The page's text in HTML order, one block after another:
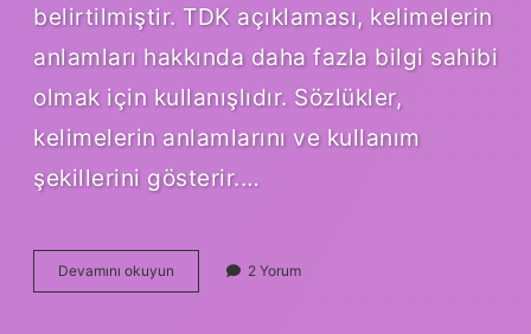
belirtilmiştir. TDK açıklaması, kelimelerin
anlamları hakkında daha fazla bilgi sahibi
olmak için kullanışlıdır. Sözlükler,
kelimelerin anlamlarını ve kullanım
şekillerini gösterir.…
Devamını okuyun
Ne
2 Yorum